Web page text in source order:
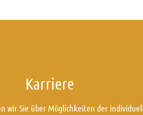
Karriere
wir Sie über Möglichkeiten der